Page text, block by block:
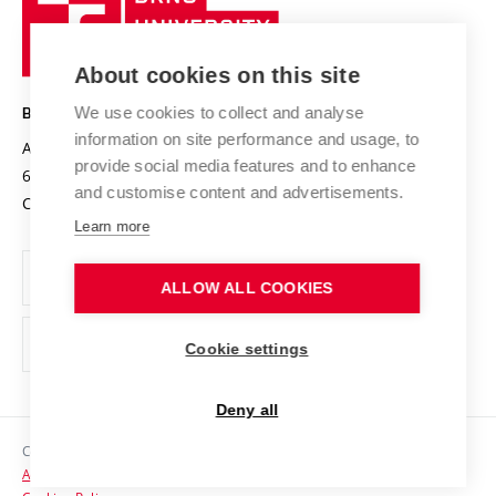
Research infrastructures
Projects
Projects from Structural Funds
Specific University Research
International Agreements
Sustainable university
Safe University
Organization Structure
Official notice board
Personal Data Protection
Support and development of employees and students
Contacts
Technology
BRNO UNIVERSITY OF TECHNOLOGY
Antonínská 548/1
602 00 Brno
Czech Republic
www.vut.cz
vut@vutbr.cz
Copyright © 2026 VUT
Accessibility Statement
About cookies on this site
We use cookies to collect and analyse
information on site performance and usage, to
provide social media features and to enhance
and customise content and advertisements.
Learn more
ALLOW ALL COOKIES
Cookie settings
Deny all